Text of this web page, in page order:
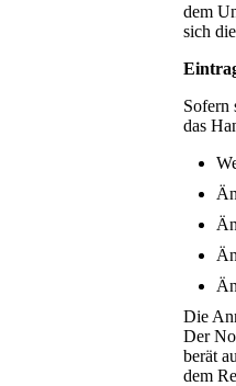
dem
sich
Sofern
das
Die
Der
berät
dem